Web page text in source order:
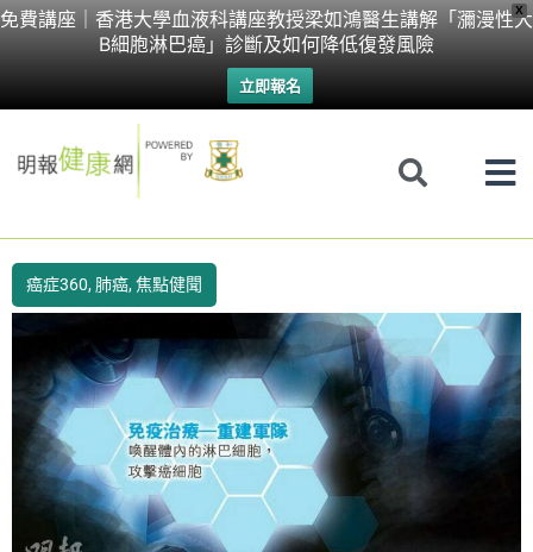
X
免費講座｜香港大學血液科講座教授梁如鴻醫生講解「瀰漫性大
B細胞淋巴癌」診斷及如何降低復發風險
立即報名
Skip
癌症360, 肺癌,焦點健聞